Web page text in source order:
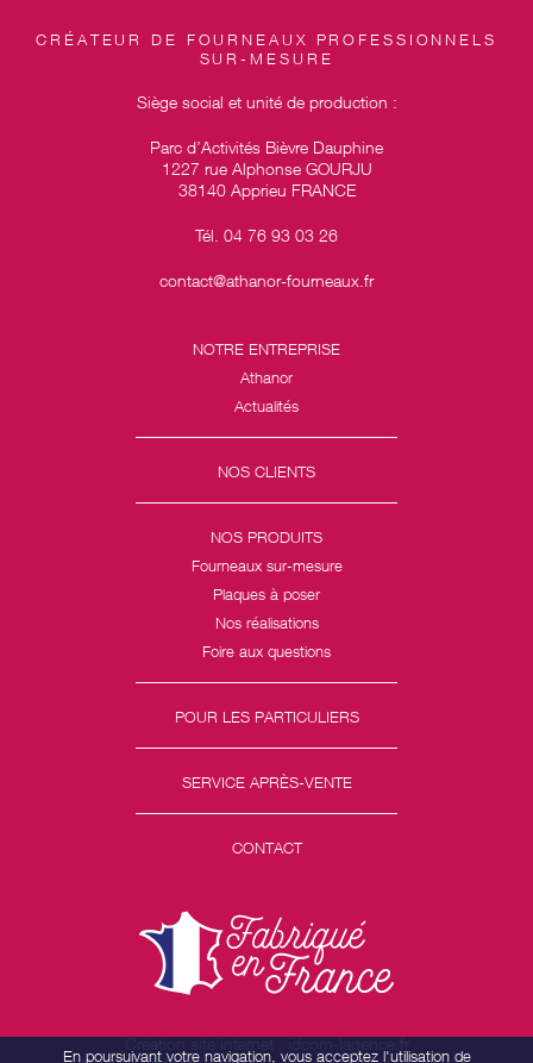
CRÉATEUR DE FOURNEAUX PROFESSIONNELS
SUR-MESURE
Siège social et unité de production :
Parc d’Activités Bièvre Dauphine
1227 rue Alphonse GOURJU
38140 Apprieu FRANCE
Tél. 04 76 93 03 26
contact@athanor-fourneaux.fr
NOTRE ENTREPRISE
Athanor
Actualités
NOS CLIENTS
NOS PRODUITS
Fourneaux sur-mesure
Plaques à poser
Nos réalisations
Foire aux questions
POUR LES PARTICULIERS
SERVICE APRÈS-VENTE
CONTACT
Création site internet : idcom-lagence.fr
En poursuivant votre navigation, vous acceptez l'utilisation de